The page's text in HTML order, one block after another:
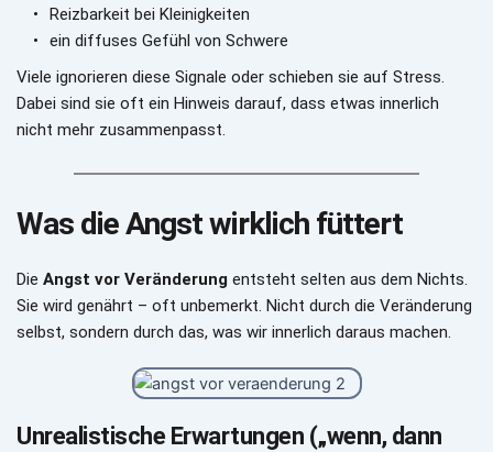
Reizbarkeit bei Kleinigkeiten
ein diffuses Gefühl von Schwere
Viele ignorieren diese Signale oder schieben sie auf Stress.
Dabei sind sie oft ein Hinweis darauf, dass etwas innerlich
nicht mehr zusammenpasst.
Was die Angst wirklich füttert
Die Angst vor Veränderung entsteht selten aus dem Nichts.
Sie wird genährt – oft unbemerkt. Nicht durch die Veränderung
selbst, sondern durch das, was wir innerlich daraus machen.
Unrealistische Erwartungen („wenn, dann